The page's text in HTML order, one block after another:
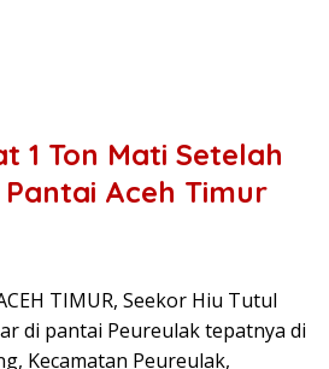
1 Ton Mati Setelah
Aceh Timur
TIMUR, Seekor Hiu Tutul
di pantai Peureulak tepatnya di
Kecamatan Peureulak,